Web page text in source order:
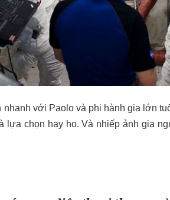
nhanh với Paolo và phi hành gia lớn
lựa chọn hay ho. Và nhiếp ảnh gia